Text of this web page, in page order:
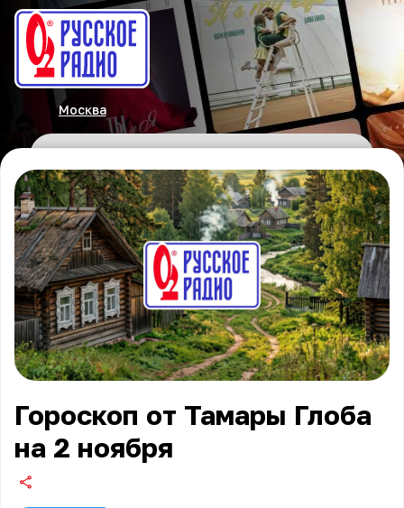
Москва
Гороскоп от Тамары Глоба
на 2 ноября